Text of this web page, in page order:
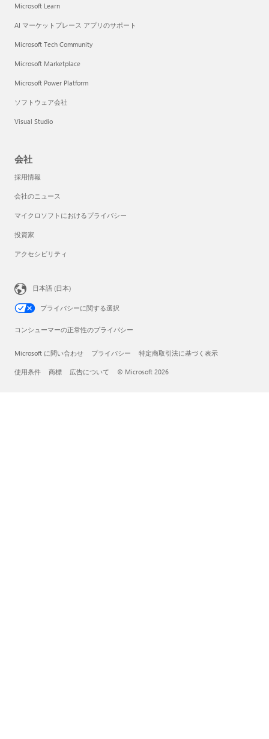
Microsoft Learn
AI マーケットプレース アプリのサポート
Microsoft Tech Community
Microsoft Marketplace
Microsoft Power Platform
ソフトウェア会社
Visual Studio
会社
採用情報
会社のニュース
マイクロソフトにおけるプライバシー
投資家
アクセシビリティ
日本語 (日本)
プライバシーに関する選択
コンシューマーの正常性のプライバシー
Microsoft に問い合わせ プライバシー 特定商取引法に基づく表示
使用条件 商標 広告について © Microsoft 2026